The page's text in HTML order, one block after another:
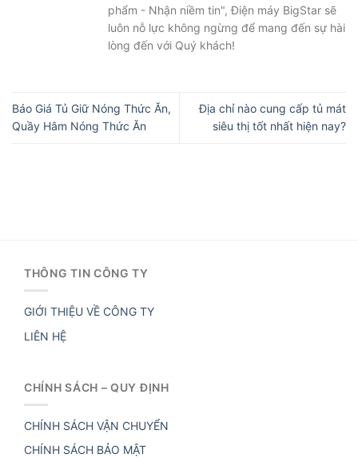
phẩm - Nhận niềm tin", Điện máy BigStar sẽ
luôn nỗ lực không ngừng để mang đến sự hài
lòng đến với Quý khách!
Báo Giá Tủ Giữ Nóng Thức Ăn,
Quầy Hâm Nóng Thức Ăn
Địa chỉ nào cung cấp tủ mát
siêu thị tốt nhất hiện nay?
THÔNG TIN CÔNG TY
GIỚI THIỆU VỀ CÔNG TY
LIÊN HỆ
CHÍNH SÁCH – QUY ĐỊNH
CHÍNH SÁCH VẬN CHUYỂN
CHÍNH SÁCH BẢO MẬT